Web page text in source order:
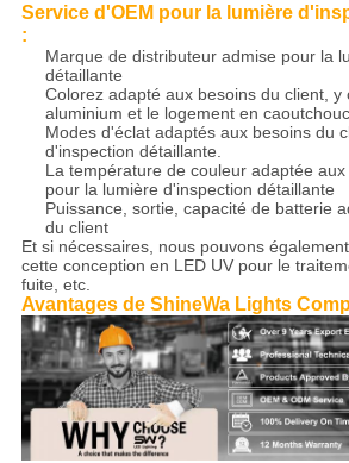
Service d'OEM pour la lumière
:
Marque de distributeur admise pour la
détaillante
Colorez adapté aux besoins du client, y
aluminium et le logement en caoutchouc.
Modes d'éclat adaptés aux besoins du
d'inspection détaillante.
La température de couleur adaptée
pour la lumière d'inspection détaillante
Puissance, sortie, capacité de batterie
du client
Et si nécessaires, nous pouvons
cette conception en LED UV pour le
fuite, etc.
Avantages de ShineWa Lights